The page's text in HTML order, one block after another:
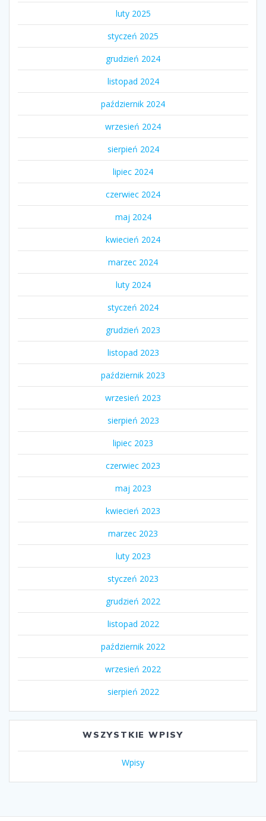
luty 2025
styczeń 2025
grudzień 2024
listopad 2024
październik 2024
wrzesień 2024
sierpień 2024
lipiec 2024
czerwiec 2024
maj 2024
kwiecień 2024
marzec 2024
luty 2024
styczeń 2024
grudzień 2023
listopad 2023
październik 2023
wrzesień 2023
sierpień 2023
lipiec 2023
czerwiec 2023
maj 2023
kwiecień 2023
marzec 2023
luty 2023
styczeń 2023
grudzień 2022
listopad 2022
październik 2022
wrzesień 2022
sierpień 2022
WSZYSTKIE WPISY
Wpisy